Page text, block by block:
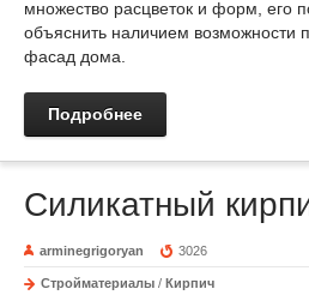
множество расцветок и форм, его
объяснить наличием возможности
фасад дома.
Подробнее
Силикатный
arminegrigoryan 3026
Стройматериалы / Кирпич